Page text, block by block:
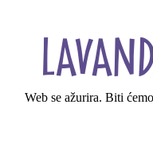
Web se ažurira. Biti